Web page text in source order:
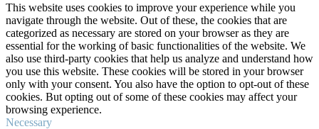
This website uses cookies to improve your experience while you
navigate through the website. Out of these, the cookies that are
categorized as necessary are stored on your browser as they are
essential for the working of basic functionalities of the website. We
also use third-party cookies that help us analyze and understand how
you use this website. These cookies will be stored in your browser
only with your consent. You also have the option to opt-out of these
cookies. But opting out of some of these cookies may affect your
browsing experience.
Necessary